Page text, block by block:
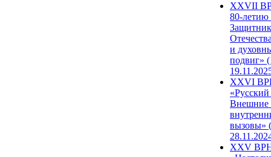
ХХVII
80-
и
подвиг»
XXVI
Внешние
вызовы»
XXV